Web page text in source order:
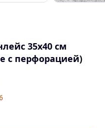
35х40 см
с перфорацией)